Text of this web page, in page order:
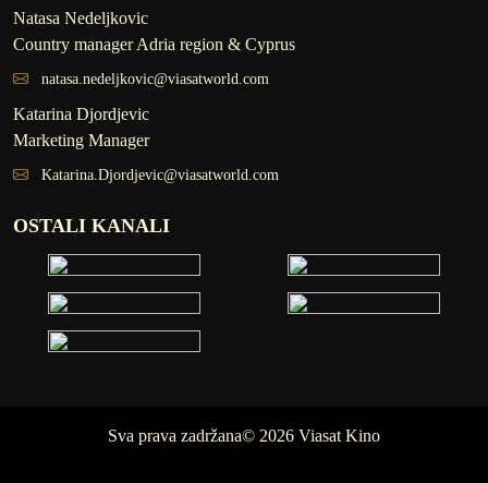
Natasa Nedeljkovic
Country manager Adria region & Cyprus
natasa.nedeljkovic@viasatworld.com
Katarina Djordjevic
Marketing Manager
Katarina.Djordjevic@viasatworld.com
OSTALI KANALI
Sva prava zadržana© 2026 Viasat Kino